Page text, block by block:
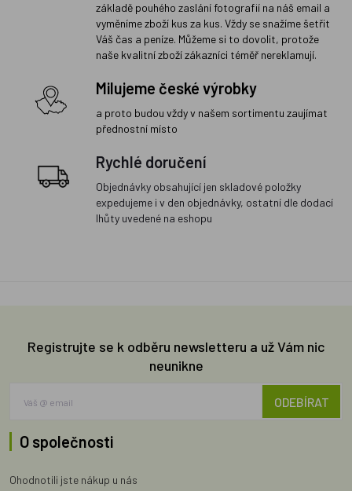
základě pouhého zaslání fotografií na náš email a
vyměníme zboží kus za kus. Vždy se snažíme šetřit
Váš čas a peníze. Můžeme si to dovolit, protože
naše kvalitní zboží zákazníci téměř nereklamují.
Milujeme české výrobky
a proto budou vždy v našem sortimentu zaujímat
přednostní místo
Rychlé doručení
Objednávky obsahující jen skladové položky
expedujeme i v den objednávky, ostatní dle dodací
lhůty uvedené na eshopu
Registrujte se k odběru newsletteru a už Vám nic
neunikne
ODEBÍRAT
O společnosti
Ohodnotili jste nákup u nás